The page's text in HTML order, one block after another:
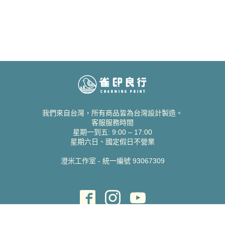
我們來自台灣，所有商品皆為台灣設計製造。
客服服務時間
星期一到五: 9:00 – 17:00
星期六日、國定假日不營業
澄米工作室 - 統一編號 93067309